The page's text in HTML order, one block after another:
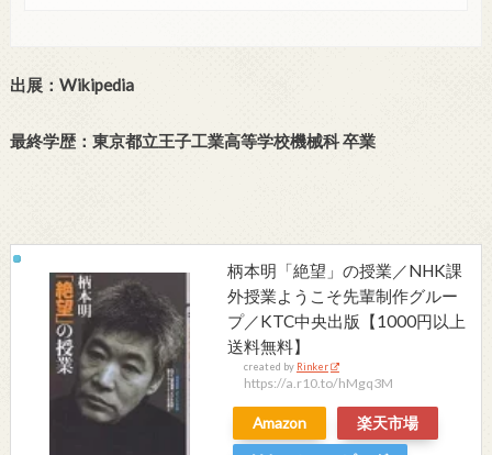
出展：Wikipedia
最終学歴：東京都立王子工業高等学校機械科 卒業
柄本明「絶望」の授業／NHK課
外授業ようこそ先輩制作グルー
プ／KTC中央出版【1000円以上
送料無料】
created by Rinker
https://a.r10.to/hMgq3M
Amazon
楽天市場